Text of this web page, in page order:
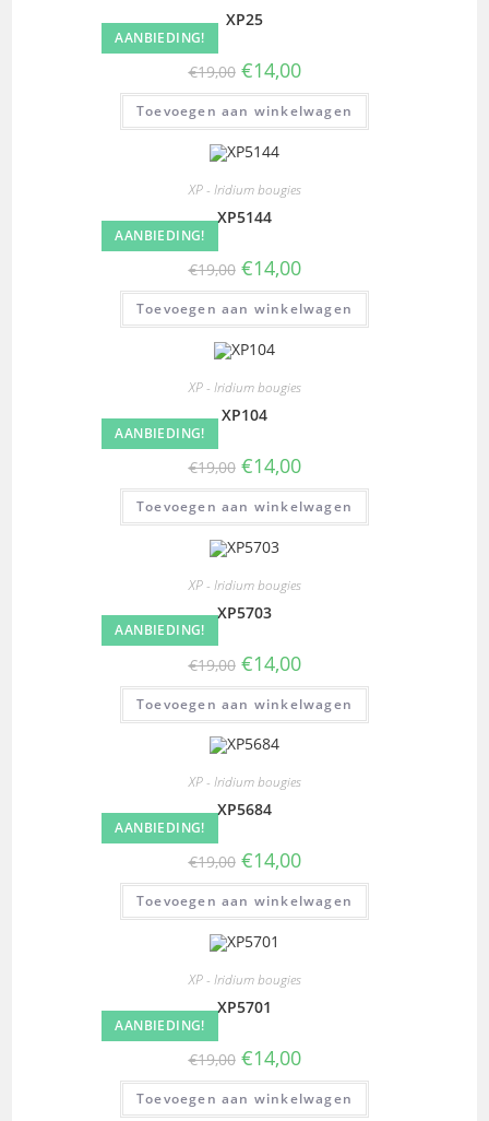
AANBIEDING!
XP25
€19,00 €14,00
Toevoegen aan winkelwagen
AANBIEDING!
XP - Iridium bougies
XP5144
€19,00 €14,00
Toevoegen aan winkelwagen
AANBIEDING!
XP - Iridium bougies
XP104
€19,00 €14,00
Toevoegen aan winkelwagen
AANBIEDING!
XP - Iridium bougies
XP5703
€19,00 €14,00
Toevoegen aan winkelwagen
AANBIEDING!
XP - Iridium bougies
XP5684
€19,00 €14,00
Toevoegen aan winkelwagen
AANBIEDING!
XP - Iridium bougies
XP5701
€19,00 €14,00
Toevoegen aan winkelwagen